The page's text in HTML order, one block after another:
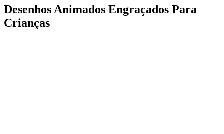
Desenhos Animados Engraçados Para
Crianças